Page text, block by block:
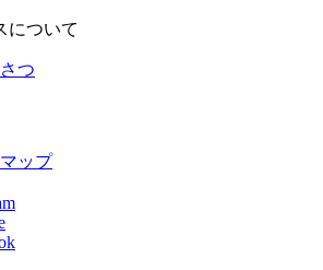
について
つ
ップ